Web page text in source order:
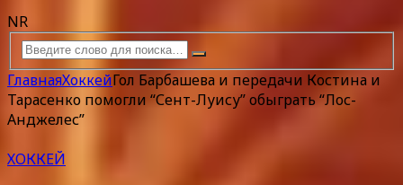
NR
ГлавнаяХоккейГол Барбашева и передачи Костина и
Тарасенко помогли “Сент-Луису” обыграть “Лос-
Анджелес”
ХОККЕЙ